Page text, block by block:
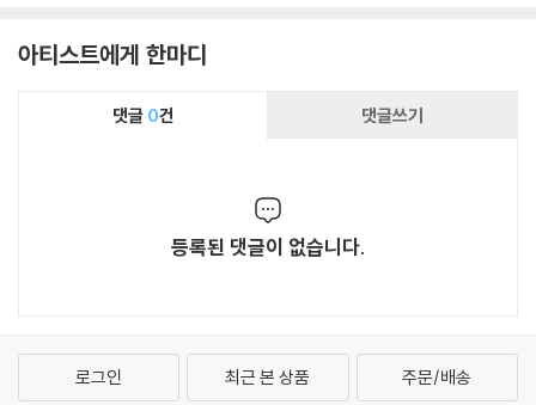
아티스트에게 한마디
댓글 0건 댓글쓰기
등록된 댓글이 없습니다.
로그인 최근 본 상품 주문/배송